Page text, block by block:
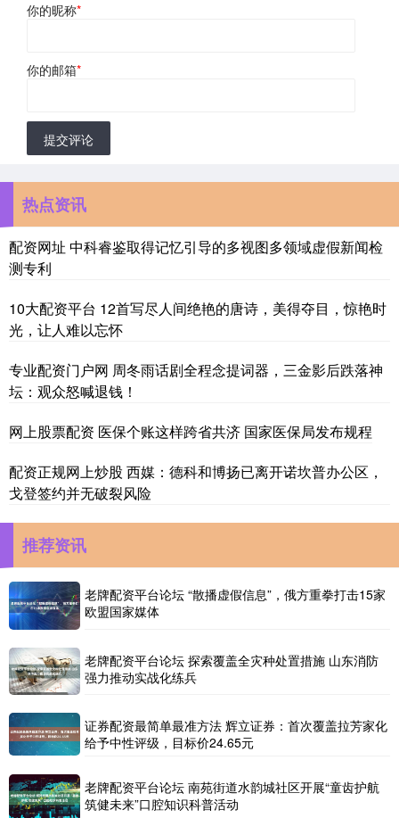
你的昵称*
你的邮箱*
提交评论
热点资讯
配资网址 中科睿鉴取得记忆引导的多视图多领域虚假新闻检
测专利
10大配资平台 12首写尽人间绝艳的唐诗，美得夺目，惊艳时
光，让人难以忘怀
专业配资门户网 周冬雨话剧全程念提词器，三金影后跌落神
坛：观众怒喊退钱！
网上股票配资 医保个账这样跨省共济 国家医保局发布规程
配资正规网上炒股 西媒：德科和博扬已离开诺坎普办公区，
戈登签约并无破裂风险
推荐资讯
老牌配资平台论坛 “散播虚假信息”，俄方重拳打击15家
欧盟国家媒体
老牌配资平台论坛 探索覆盖全灾种处置措施 山东消防
强力推动实战化练兵
证券配资最简单最准方法 辉立证券：首次覆盖拉芳家化
给予中性评级，目标价24.65元
老牌配资平台论坛 南苑街道水韵城社区开展“童齿护航
筑健未来”口腔知识科普活动